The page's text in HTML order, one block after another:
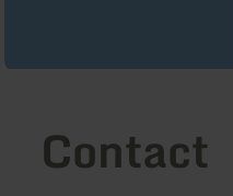
Contact